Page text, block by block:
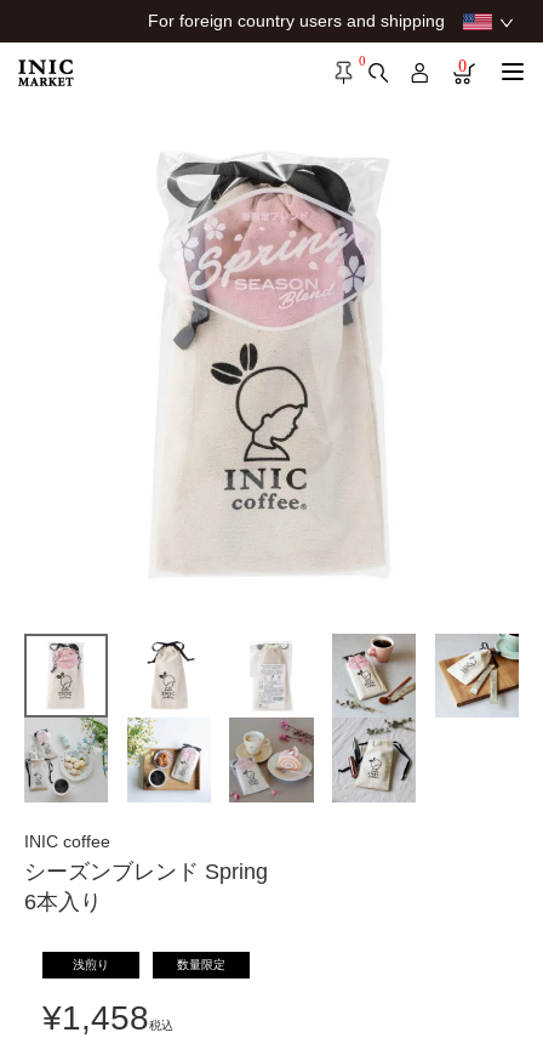
For foreign country users and shipping
0 0
INIC coffee
シーズンブレンド Spring
6本入り
浅煎り 数量限定
¥1,458税込